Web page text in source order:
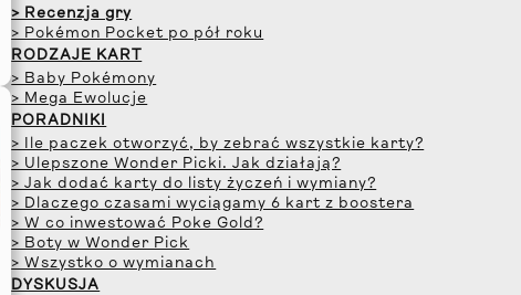
> Recenzja gry
> Pokémon Pocket po pół roku
RODZAJE KART
> Baby Pokémony
> Mega Ewolucje
PORADNIKI
> Ile paczek otworzyć, by zebrać wszystkie karty?
> Ulepszone Wonder Picki. Jak działają?
> Jak dodać karty do listy życzeń i wymiany?
> Dlaczego czasami wyciągamy 6 kart z boostera
> W co inwestować Poke Gold?
> Boty w Wonder Pick
> Wszystko o wymianach
DYSKUSJA